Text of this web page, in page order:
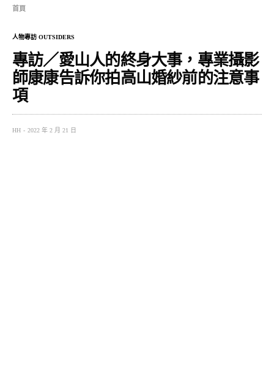
首頁
人物專訪 OUTSIDERS
專訪／愛山人的終身大事，專業攝影
師康康告訴你拍高山婚紗前的注意事
項
HH 2022 年 2 月 21 日